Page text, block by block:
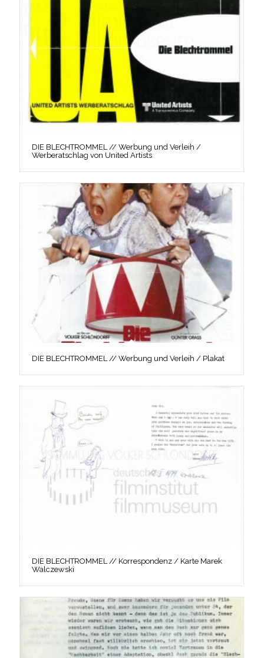
DIE BLECHTROMMEL // Werbung und Verleih /
Werberatschlag von United Artists
DIE BLECHTROMMEL // Werbung und Verleih / Plakat
DIE BLECHTROMMEL // Korrespondenz / Karte Marek
Walczewski